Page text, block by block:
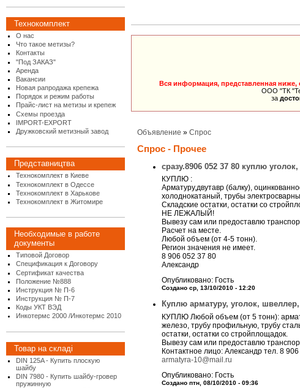
Технокомплект
О нас
Что такое метизы?
Контакты
"Под ЗАКАЗ"
Аренда
Вакансии
Новая рапродажа крепежа
Порядок и режим работы
Прайс-лист на метизы и крепеж
Схемы проезда
IMPORT-EXPORT
Дружковский метизный завод
Представництва
Технокомплект в Киеве
Технокомплект в Одессе
Технокомплект в Харькове
Технокомплект в Житомире
Необходимые в работе
документы
Типовой Договор
Спецификация к Договору
Сертификат качества
Положение №888
Инструкция № П-6
Инструкция № П-7
Коды УКТ ВЭД
Инкотермс 2000 /Инкотермс 2010
Товар на складі
DIN 125A - Купить плоскую
шайбу
DIN 7980 - Купить шайбу-гровер
пружинную
Вся информация, представленная ниже,
ООО "ТК
за
Объявление » Спрос
Спрос - Прочее
сразу.8906 052 37 80 куплю
КУПЛЮ :
Арматуру,двутавр (балку),
холоднокатаный, трубы
Складские остатки, остатки со
НЕ ЛЕЖАЛЫЙ!
Вывезу сам или предоставлю
Расчет на месте.
Любой объем (от 4-5 тонн).
Регион значения не имеет.
8 906 052 37 80
Александр
Опубликовано: Гость
Создано ср, 13/10/2010 - 12:20
Куплю арматуру, уголок,
КУПЛЮ Любой объем (от 5 тонн):
железо, трубу профильную, трубу
остатки, остатки со стройплощадок.
Вывезу сам или предоставлю
Контактное лицо: Александр тел. 8
armatyra-10@mail.ru
Опубликовано: Гость
Создано птн, 08/10/2010 - 09:36